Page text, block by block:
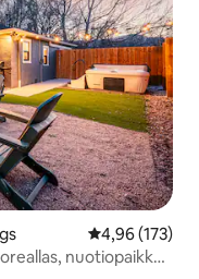
4,96 (173)
nuotiopaikka